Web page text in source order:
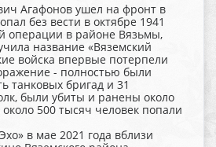
Агафонов ушел на фронт в
без вести в октябре 1941
операции в районе Вязьмы,
название «Вяземский
войска впервые потерпели
- полностью были
танковых бригад и 31
были убиты и ранены около
500 тысяч человек попали
в мае 2021 года вблизи